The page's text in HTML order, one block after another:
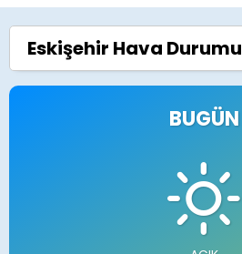
Eskişehir Hava Durumu
BUGÜN